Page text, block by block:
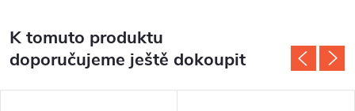
K tomuto produktu
doporučujeme ještě dokoupit